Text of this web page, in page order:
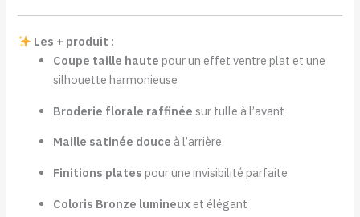
Les + produit :
Coupe taille haute pour un effet ventre plat et une
silhouette harmonieuse
Broderie florale raffinée sur tulle à l’avant
Maille satinée douce à l’arrière
Finitions plates pour une invisibilité parfaite
Coloris Bronze lumineux et élégant